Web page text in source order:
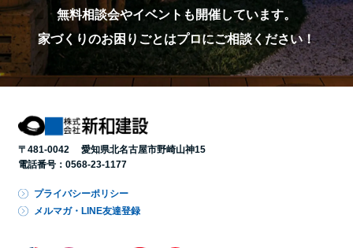
無料相談会やイベントも開催しています。
家づくりのお困りごとはプロにご相談ください！
〒481-0042 愛知県北名古屋市野崎山神15
電話番号： 0568-23-1177
プライバシーポリシー
メルマガ・LINE友達登録